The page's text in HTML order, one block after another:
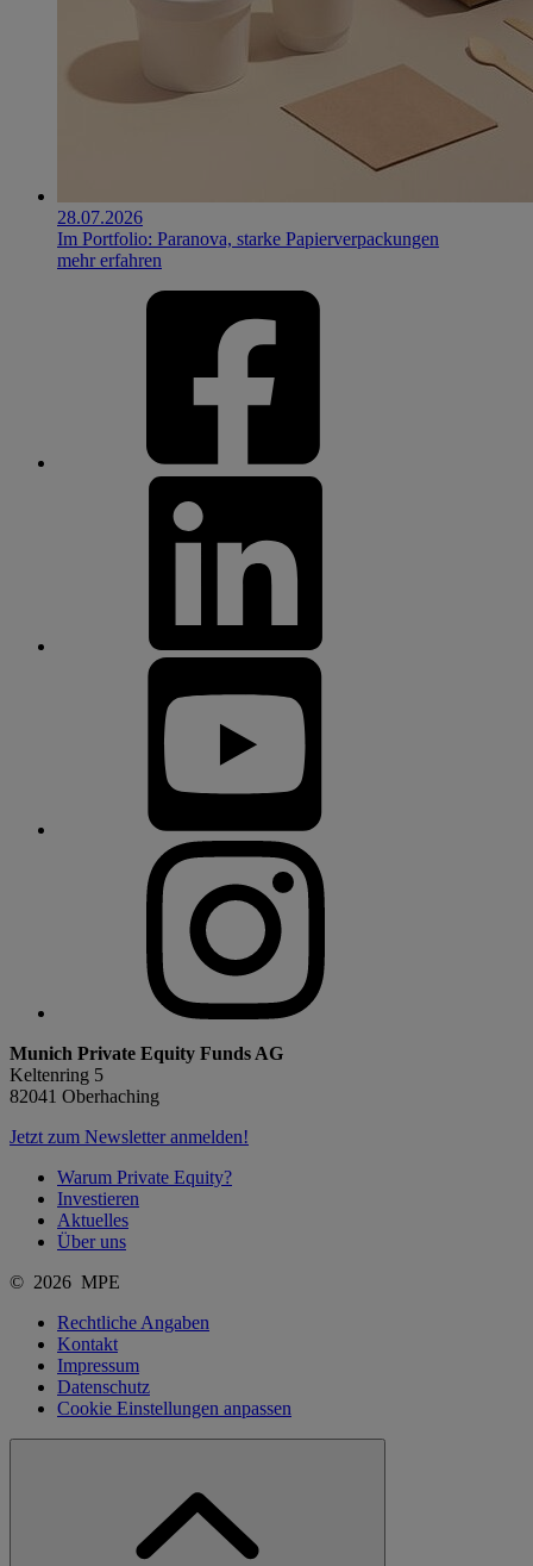
28.07.2026
Im Portfolio: Paranova, starke Papierverpackungen
mehr erfahren
Munich Private Equity Funds AG
Keltenring 5
82041 Oberhaching
Jetzt zum Newsletter anmelden!
Warum Private Equity?
Investieren
Aktuelles
Über uns
© 2026 MPE
Rechtliche Angaben
Kontakt
Impressum
Datenschutz
Cookie Einstellungen anpassen